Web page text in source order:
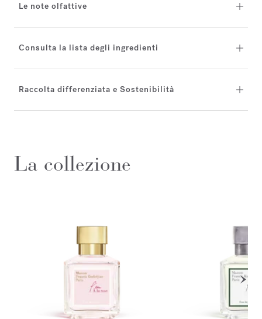
Le note olfattive
Consulta la lista degli ingredienti
Raccolta differenziata e Sostenibilità
La collezione